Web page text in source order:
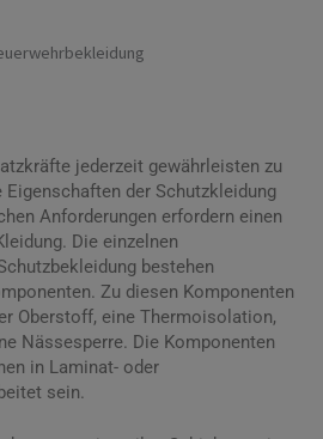
jederzeit gewährleisten zu
der Schutzkleidung
Anforderungen erfordern einen
Die einzelnen
bestehen
Zu diesen Komponenten
Oberstoff, eine Thermoisolation,
Nässesperre. Die Komponenten
in Laminat- oder
sein.